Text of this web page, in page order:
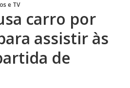
e TV
carro por
assistir às
de